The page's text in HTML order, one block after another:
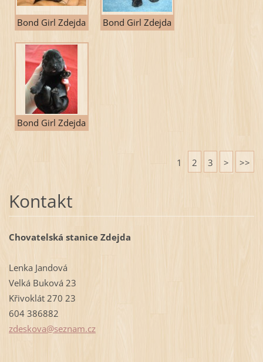
Bond Girl Zdejda Bond Girl Zdejda
Bond Girl Zdejda
1 2 3 > >>
Kontakt
Chovatelská stanice Zdejda
Lenka Jandová
Velká Buková 23
Křivoklát 270 23
604 386882
zdeskova@seznam.cz